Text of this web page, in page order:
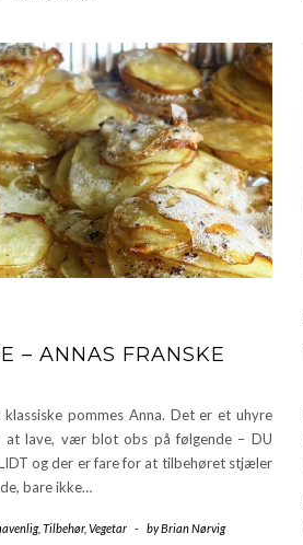
– ANNAS FRANSKE
pommes Anna. Det er et uhyre
at lave, vær blot obs på følgende – DU
LIDT og der er fare for at tilbehøret stjæler
bare ikke…
, Tilbehør, Vegetar - byBrian Nørvig